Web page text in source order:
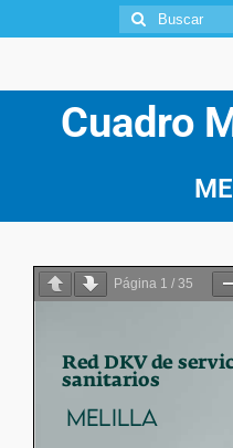
Cuadro
Página 1 / 35